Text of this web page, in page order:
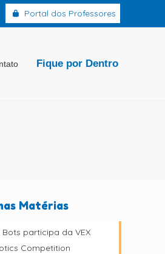
Portal dos Professores
Fique por Dentro
Matérias
Bots participa da VEX
Competition